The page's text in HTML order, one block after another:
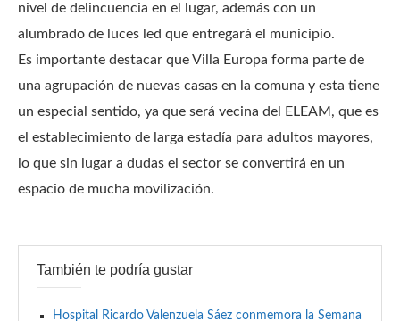
nivel de delincuencia en el lugar, además con un
alumbrado de luces led que entregará el municipio.
Es importante destacar que Villa Europa forma parte de
una agrupación de nuevas casas en la comuna y esta tiene
un especial sentido, ya que será vecina del ELEAM, que es
el establecimiento de larga estadía para adultos mayores,
lo que sin lugar a dudas el sector se convertirá en un
espacio de mucha movilización.
También te podría gustar
Hospital Ricardo Valenzuela Sáez conmemora la Semana